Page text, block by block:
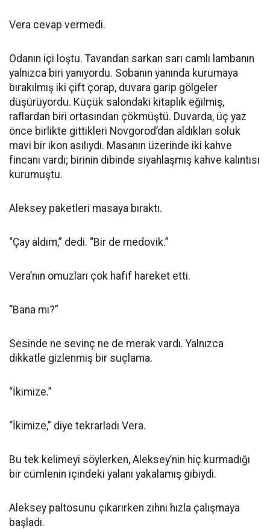
Vera cevap vermedi.
Odanın içi loştu. Tavandan sarkan sarı camlı lambanın
yalnızca biri yanıyordu. Sobanın yanında kurumaya
bırakılmış iki çift çorap, duvara garip gölgeler
düşürüyordu. Küçük salondaki kitaplık eğilmiş,
raflardan biri ortasından çökmüştü. Duvarda, üç yaz
önce birlikte gittikleri Novgorod’dan aldıkları soluk
mavi bir ikon asılıydı. Masanın üzerinde iki kahve
fincanı vardı; birinin dibinde siyahlaşmış kahve kalıntısı
kurumuştu.
Aleksey paketleri masaya bıraktı.
“Çay aldım,” dedi. “Bir de medovik.”
Vera’nın omuzları çok hafif hareket etti.
“Bana mı?”
Sesinde ne sevinç ne de merak vardı. Yalnızca
dikkatle gizlenmiş bir suçlama.
“İkimize.”
“İkimize,” diye tekrarladı Vera.
Bu tek kelimeyi söylerken, Aleksey’nin hiç kurmadığı
bir cümlenin içindeki yalanı yakalamış gibiydi.
Aleksey paltosunu çıkarırken zihni hızla çalışmaya
başladı.